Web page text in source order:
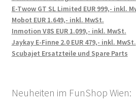
E-Twow GT SL Limited EUR 999,- inkl.
Mobot EUR 1.649,- inkl. MwSt.
Inmotion V8S EUR 1.099,- inkl. MwSt.
Jaykay E-Finne 2.0 EUR 479,- inkl. MwSt.
Scubajet Ersatzteile und Spare Parts
Neuheiten im FunShop Wien: